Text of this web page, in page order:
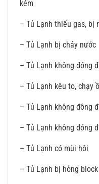
kém
– Tủ Lạnh thiếu gas, bị
– Tủ Lạnh bị chảy nước
– Tủ Lạnh không đóng
– Tủ Lạnh kêu to, chạy
– Tủ Lạnh không đông
– Tủ Lạnh không đóng
– Tủ Lạnh có mùi hôi
– Tủ Lạnh bị hỏng block